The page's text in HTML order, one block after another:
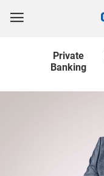
Private
Banking